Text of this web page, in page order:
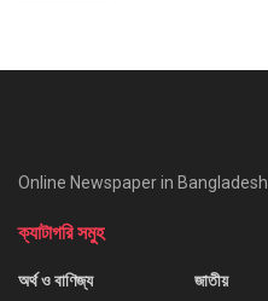
Online Newspaper in Bangladesh
ক্যাটাগরি সমুহ
অর্থ ও বাণিজ্য
জাতীয়